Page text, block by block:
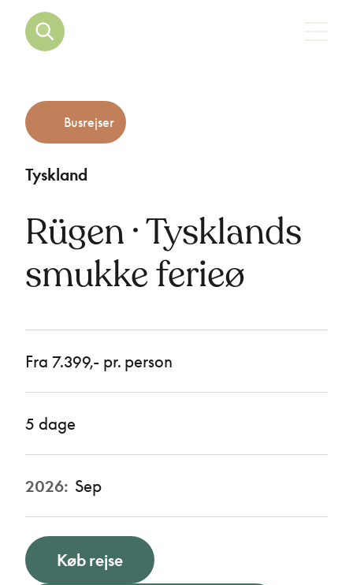
Tyskland
Busrejser
Rügen · Tysklands
smukke ferieø
Fra 7.399,- pr. person
5 dage
2026: Sep
Køb rejse